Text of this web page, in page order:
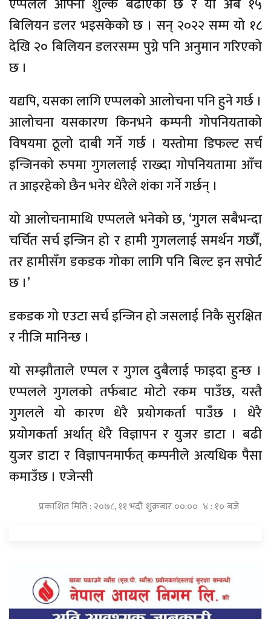
बिलियन डलर भइसकेको छ । सन् २०२२ सम्म यो १८
देखि २० बिलियन डलरसम्म पुग्ने पनि अनुमान गरिएको
छ ।
यद्यपि, यसका लागि एप्पलको आलोचना पनि हुने गर्छ ।
आलोचना यसकारण किनभने कम्पनी गोपनियताको
विषयमा ठूलो दाबी गर्ने गर्छ । यस्तोमा डिफल्ट सर्च
इन्जिनको रुपमा गुगललाई राख्दा गोपनियतामा आँच
त आइरहेको छैन भनेर धेरैले शंका गर्ने गर्छन् ।
यो आलोचनामाथि एप्पलले भनेको छ, ‘गुगल सबैभन्दा
चर्चित सर्च इन्जिन हो र हामी गुगललाई समर्थन गर्छौं,
तर हामीसँग डकडक गोका लागि पनि बिल्ट इन सपोर्ट
छ ।’
डकडक गो एउटा सर्च इन्जिन हो जसलाई निकै सुरक्षित
र नीजि मानिन्छ ।
यो सम्झौताले एप्पल र गुगल दुबैलाई फाइदा हुन्छ ।
एप्पलले गुगलको तर्फबाट मोटो रकम पाउँछ, यस्तै
गुगल​ले यो कारण धेरै प्रयोगकर्ता पाउँछ । धेरै
प्रयोगकर्ता अर्थात् धेरै विज्ञापन र युजर डाटा । बढी
युजर डाटा र विज्ञापनमार्फत् कम्पनीले अत्यधिक पैसा
कमाउँछ । एजेन्सी
प्रकाशित मिति : २०७८, ११ भदौ शुक्रबार ००:०० ४ : १० बजे